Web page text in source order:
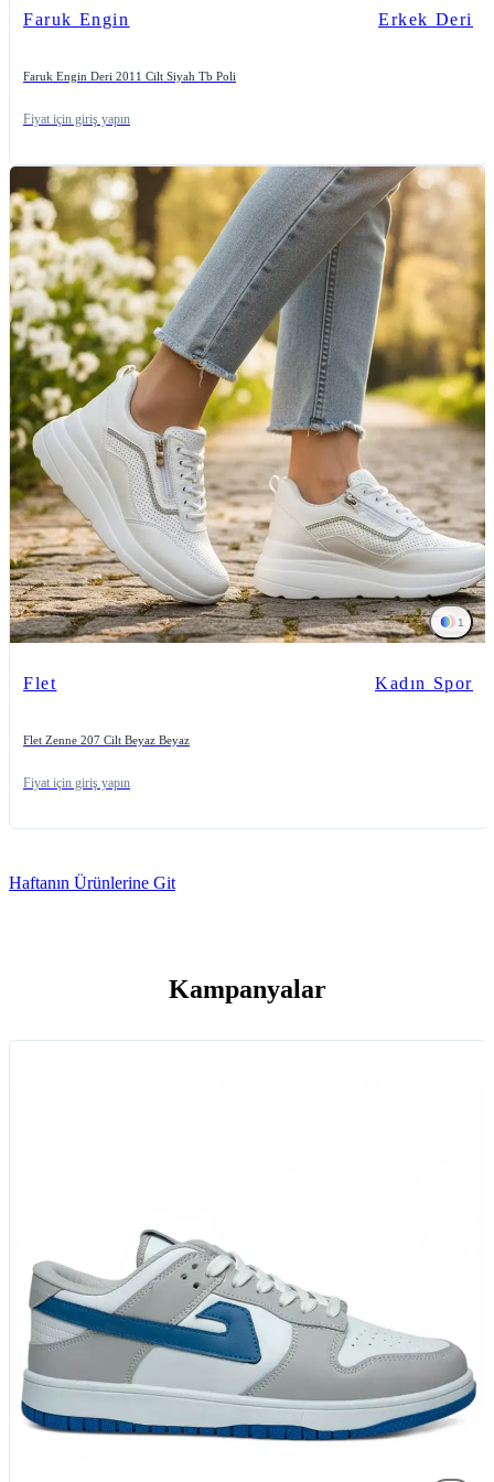
Faruk Engin Erkek Deri
Faruk Engin Deri 2011 Cilt Siyah Tb Poli
Fiyat için giriş yapın
1
Flet Kadın Spor
Flet Zenne 207 Cilt Beyaz Beyaz
Fiyat için giriş yapın
Haftanın Ürünlerine Git
Kampanyalar